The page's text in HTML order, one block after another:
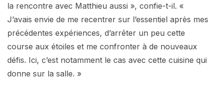
la rencontre avec Matthieu aussi », confie-t-il. «
J’avais envie de me recentrer sur l’essentiel après mes
précédentes expériences, d’arrêter un peu cette
course aux étoiles et me confronter à de nouveaux
défis. Ici, c’est notamment le cas avec cette cuisine qui
donne sur la salle. »